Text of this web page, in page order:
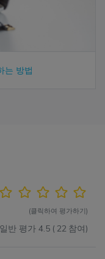
는 방법
(클릭하여 평가하기)
일반 평가 4.5 ( 22 참여)